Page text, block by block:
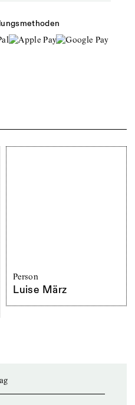
Person
Luise März